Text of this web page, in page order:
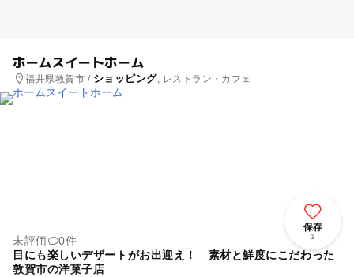
ホームスイートホーム
福井県敦賀市 / ショッピング, レストラン・カフェ
保存
1
未評価
0件
目にも楽しいデザートがお出迎え！ 素材と鮮度にこだわった
敦賀市の洋菓子店